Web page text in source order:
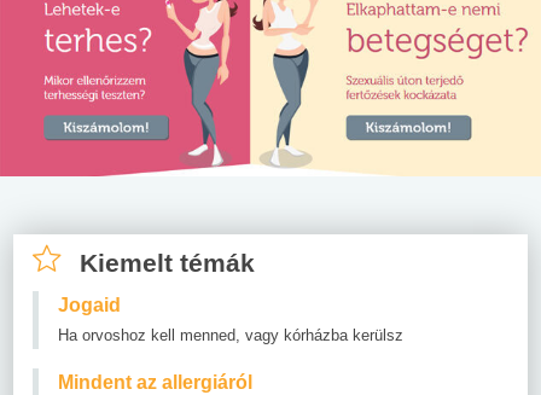
Kiemelt témák
Jogaid
Ha orvoshoz kell menned, vagy kórházba kerülsz
Mindent az allergiáról